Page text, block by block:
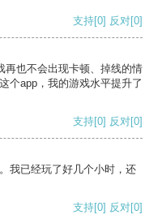
支持[0] 反对[0]
再也不会出现卡顿、掉线的情
个app，我的游戏水平提升了
支持[0] 反对[0]
我已经玩了好几个小时，还
支持[0] 反对[0]